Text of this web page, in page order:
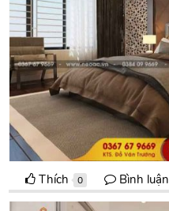
Thích 0 Bình luận